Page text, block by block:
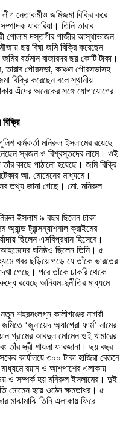
নেতাকর্মীও জমিজমা বিক্রি করে
যাকারিয়া। তিনি তারাব
গোলাম দস্তগীর গাজীর আস্থাভাজন
ছয় বিঘা জমি বিক্রি করেছেন
বর্তমান বাজারদর ছয় কোটি টাকা।
তারাব পৌরসভা, কাঞ্চন পৌরসভাসহ
বিক্রি করেছেন বলে স্থানীয়
এঁদের অনেকের সঙ্গে যোগাযোগের
কর্মকর্তা মনিরুল ইসলামের রয়েছে
স্বজন ও বিশ্বস্তদের নামে। ওই
কাছে পাঠানো হয়েছে। জমি বিক্রি
আ. মোমেনের মাধ্যমে।
তথ্য জানা গেছে। মো. মনিরুল
ইসলাম ৯ বছর ছিলেন ঢাকা
অ্যান্ড ট্রান্সন্যাশনাল ক্রাইমের
ছিলেন এসবিপ্রধান হিসেবে।
ঘনিষ্ঠও ছিলেন তিনি। ৫
খবর ছড়িয়ে পড়ে যে তাঁকে ভারতের
গেছে। পরে তাঁকে চাকরি থেকে
রয়েছে অনিয়ম-দুর্নীতির মাধ্যমে
শহরসংলগ্ন কালীগঞ্জের নাগরী
‘জুনায়েদ অ্যাগ্রো ফার্ম’ নামের
গ্রামের আবদুল মোমেন ওই খামারের
স্ত্রী শায়লা ফারজানা। ছয় বছর
কার্যালয়ে ৩০০ টাকা হাজিরা বেতনে
রয়ান ও আশপাশের এলাকায়
ও সম্পর্ক হয় মনিরুল ইসলামের। দুই
মোমেন হয়ে ওঠেন ক্ষমতাধর। ৫
তিনি এলাকায় ফিরে